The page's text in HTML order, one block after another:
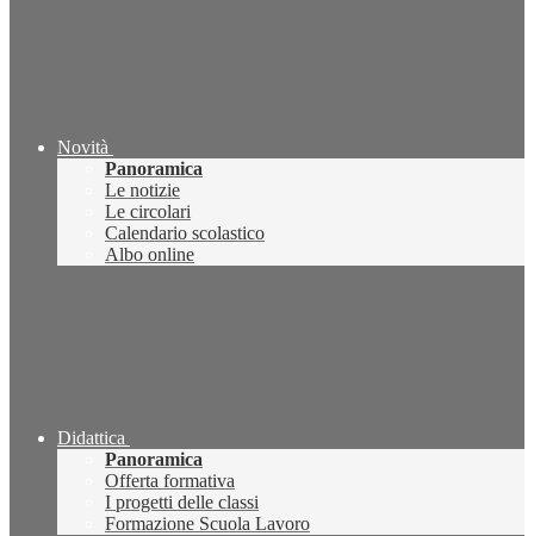
Novità
Panoramica
Le notizie
Le circolari
Calendario scolastico
Albo online
Didattica
Panoramica
Offerta formativa
I progetti delle classi
Formazione Scuola Lavoro